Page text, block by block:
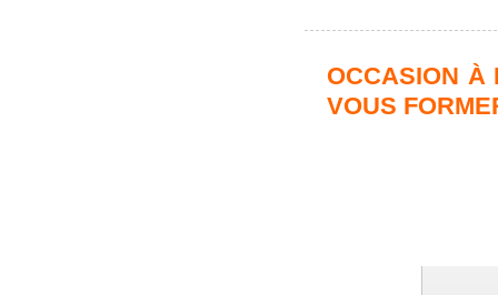
OCCASION À
VOUS